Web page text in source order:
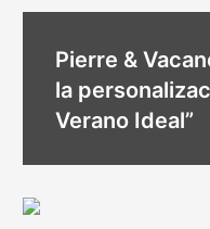
Pierre &
la
Verano Ideal”